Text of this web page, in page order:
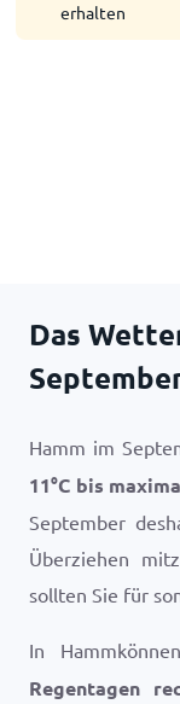
erhalten
Das
Hamm im
11°C bis
September
Überziehen
sollten Sie für
In
Regentagen